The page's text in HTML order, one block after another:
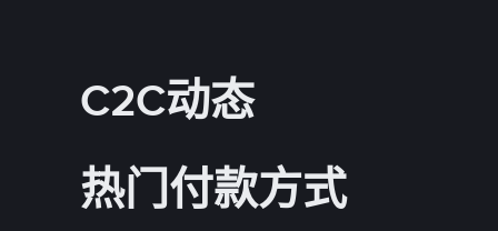
C2C动态
热门付款方式